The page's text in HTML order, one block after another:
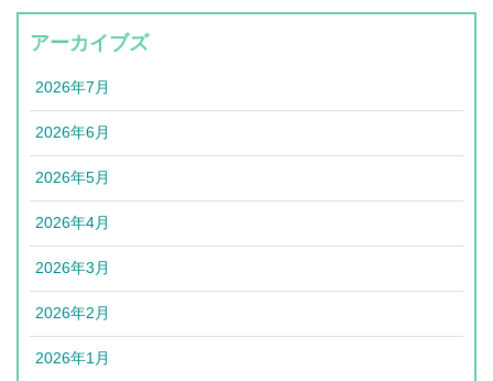
アーカイブズ
2026年7月
2026年6月
2026年5月
2026年4月
2026年3月
2026年2月
2026年1月